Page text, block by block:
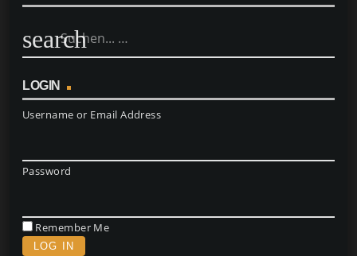
search
LOGIN
Username or Email Address
Password
Remember Me